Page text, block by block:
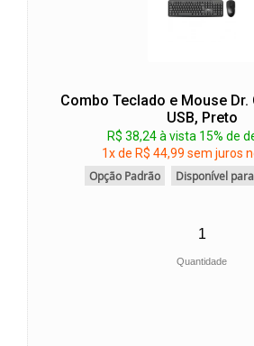
Combo Teclado e Mouse Dr.
USB, Preto
R$ 38,24 à vista 15% de
1x de R$ 44,99 sem juros
Opção Padrão
Disponível
Quantidade